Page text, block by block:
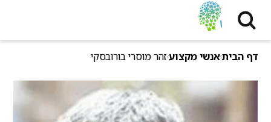
דף הביתאנשי מקצועזהר מוסרי בורובסקי